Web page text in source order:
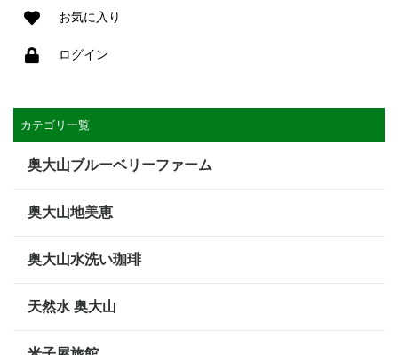
お気に入り
ログイン
カテゴリ一覧
奥大山ブルーベリーファーム
奥大山地美恵
奥大山水洗い珈琲
天然水 奥大山